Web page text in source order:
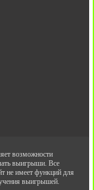
возможности
выигрыши. Все
не имеет функций для
выигрышей.